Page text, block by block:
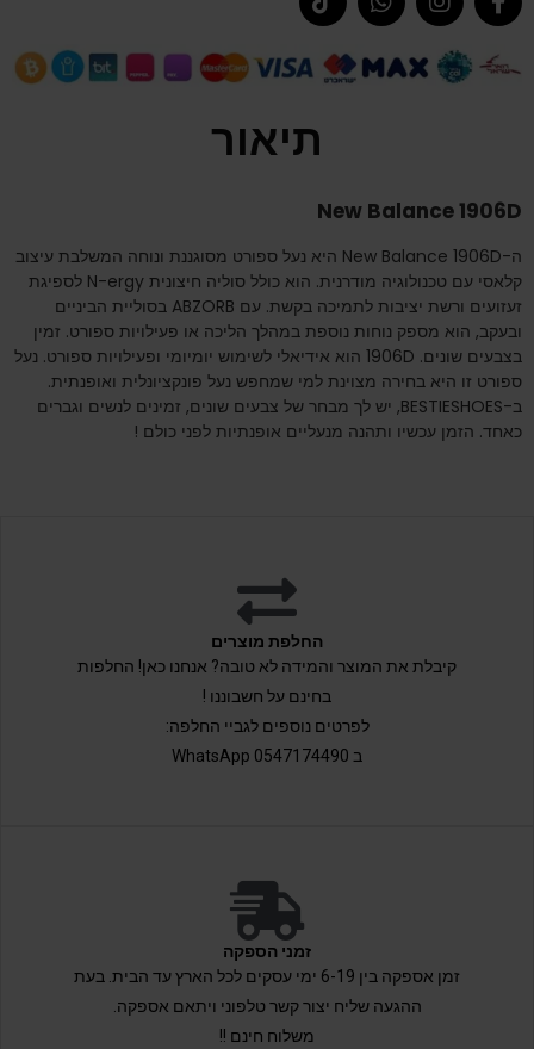
תיאור
New Balance 1906D
ה-New Balance 1906D היא נעל ספורט מסוגננת ונוחה המשלבת עיצוב
קלאסי עם טכנולוגיה מודרנית. הוא כולל סוליה חיצונית N-ergy לספיגת
זעזועים ורשת יציבות לתמיכה בקשת. עם ABZORB בסוליית הביניים
ובעקב, הוא מספק נוחות נוספת במהלך הליכה או פעילויות ספורט. זמין
בצבעים שונים. 1906D הוא אידיאלי לשימוש יומיומי ופעילויות ספורט. נעל
ספורט זו היא בחירה מצוינת למי שמחפש נעל פונקציונלית ואופנתית.
ב-BESTIESHOES, יש לך מבחר של צבעים שונים, זמינים לנשים וגברים
כאחד. הזמן עכשיו ותהנה מנעליים אופנתיות לפני כולם !
החלפת מוצרים
קיבלת את המוצר והמידה לא טובה? אנחנו כאן! החלפות
בחינם על חשבוננו !
לפרטים נוספים לגביי החלפה:
ב 0547174490 WhatsApp
זמני הספקה
זמן אספקה בין 6-19 ימי עסקים לכל הארץ עד הבית. בעת
ההגעה שליח יצור קשר טלפוני ויתאם אספקה.
משלוח חינם !!